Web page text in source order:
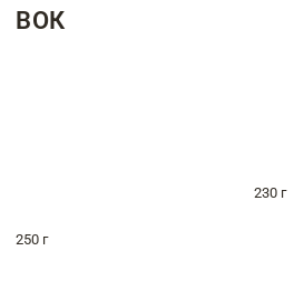
ВОК
230 г
250 г